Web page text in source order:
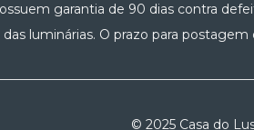
garantia de 90 dias contra
luminárias. O prazo para
© 2025 Casa do